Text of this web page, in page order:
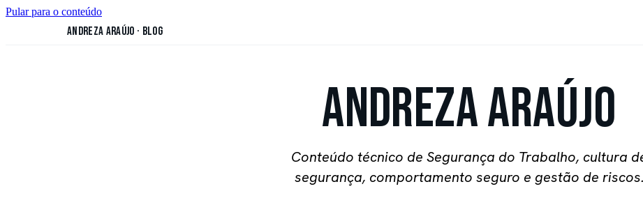
Pular para o conteúdo
Andreza Araújo · Blog
Andreza Araújo
Conteúdo técnico de Segurança do Trabalho, cultura
segurança, comportamento seguro e gestão de riscos.